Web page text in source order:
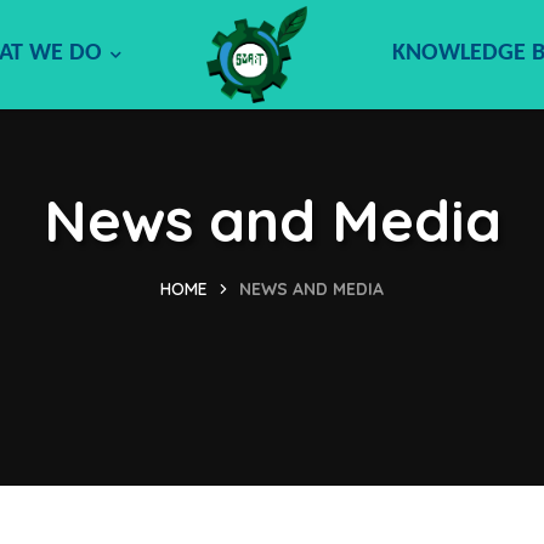
WE DO KNOWLEDGE
News and Media
HOME NEWS AND MEDIA